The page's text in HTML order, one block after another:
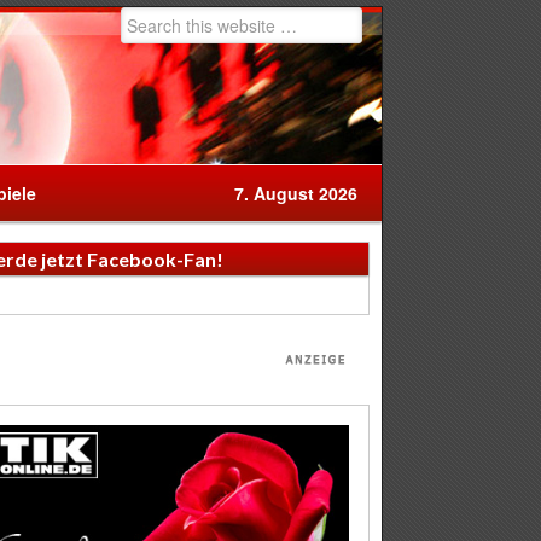
7. August 2026
jetzt Facebook-Fan!